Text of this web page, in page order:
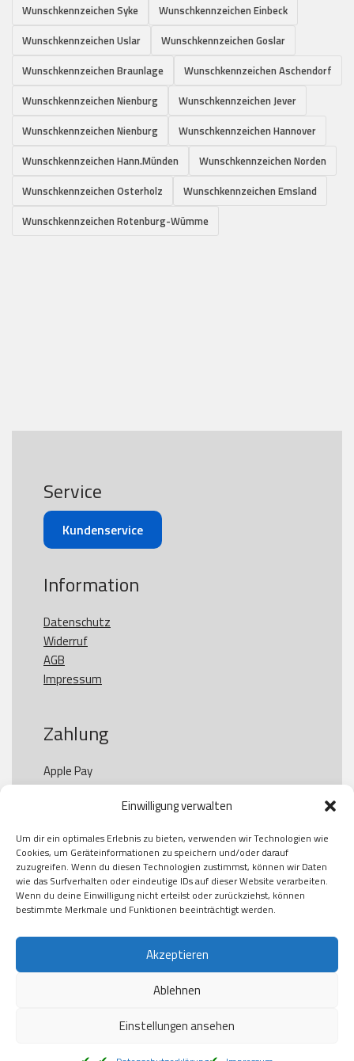
Einwilligung verwalten
Um dir ein optimales Erlebnis zu bieten, verwenden wir Technologien wie
Cookies, um Geräteinformationen zu speichern und/oder darauf
zuzugreifen. Wenn du diesen Technologien zustimmst, können wir Daten
wie das Surfverhalten oder eindeutige IDs auf dieser Website verarbeiten.
Wenn du deine Einwilligung nicht erteilst oder zurückziehst, können
bestimmte Merkmale und Funktionen beeinträchtigt werden.
Akzeptieren
Ablehnen
Einstellungen ansehen
Wunschkennzeichen Syke
Wunschkennzeichen Einbeck
Wunschkennzeichen Uslar
Wunschkennzeichen Goslar
Wunschkennzeichen Braunlage
Wunschkennzeichen Aschendorf
Wunschkennzeichen Nienburg
Wunschkennzeichen Jever
Wunschkennzeichen Nienburg
Wunschkennzeichen Hannover
Wunschkennzeichen Hann.Münden
Wunschkennzeichen Norden
Wunschkennzeichen Osterholz
Wunschkennzeichen Emsland
Wunschkennzeichen Rotenburg-Wümme
Service
Kundenservice
Information
Datenschutz
Widerruf
AGB
Impressum
Zahlung
Apple Pay
Paypal
Kauf auf Rechung
Klarna
American Express